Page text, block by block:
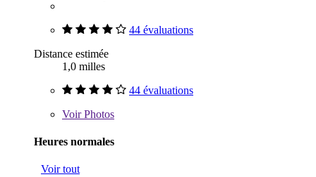
44 évaluations
Distance estimée
1,0 milles
44 évaluations
VoirPhotos
Heures normales
Voir tout